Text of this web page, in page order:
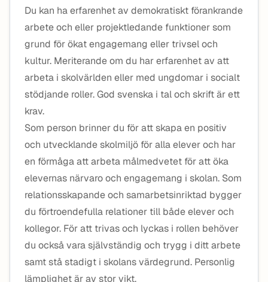
Du kan ha erfarenhet av demokratiskt förankrande
arbete och eller projektledande funktioner som
grund för ökat engagemang eller trivsel och
kultur. Meriterande om du har erfarenhet av att
arbeta i skolvärlden eller med ungdomar i socialt
stödjande roller. God svenska i tal och skrift är ett
krav.
Som person brinner du för att skapa en positiv
och utvecklande skolmiljö för alla elever och har
en förmåga att arbeta målmedvetet för att öka
elevernas närvaro och engagemang i skolan. Som
relationsskapande och samarbetsinriktad bygger
du förtroendefulla relationer till både elever och
kollegor. För att trivas och lyckas i rollen behöver
du också vara självständig och trygg i ditt arbete
samt stå stadigt i skolans värdegrund. Personlig
lämplighet är av stor vikt.